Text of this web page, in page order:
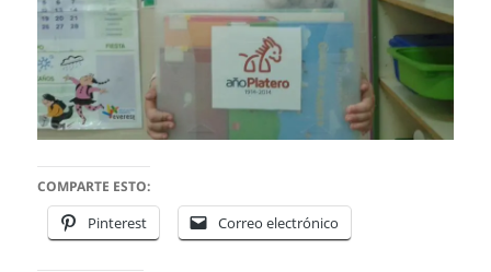
COMPARTE ESTO:
Pinterest Correo electrónico